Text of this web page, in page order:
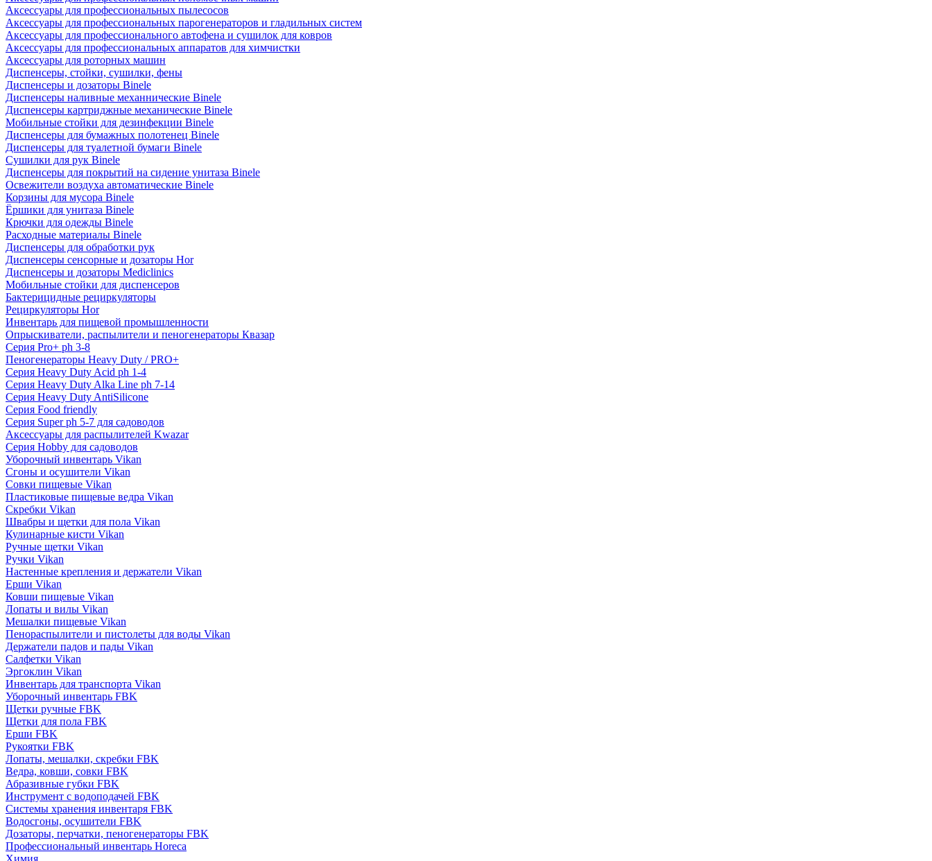
Аксессуары для профессиональных пылесосов
Аксессуары для профессиональных парогенераторов и гладильных систем
Аксессуары для профессионального автофена и сушилок для ковров
Аксессуары для профессиональных аппаратов для химчистки
Аксессуары для роторных машин
Диспенсеры, стойки, сушилки, фены
Диспенсеры и дозаторы Binele
Диспенсеры наливные механнические Binele
Диспенсеры картриджные механические Binele
Мобильные стойки для дезинфекции Binele
Диспенсеры для бумажных полотенец Binele
Диспенсеры для туалетной бумаги Binele
Сушилки для рук Binele
Диспенсеры для покрытий на сидение унитаза Binele
Освежители воздуха автоматические Binele
Корзины для мусора Binele
Ёршики для унитаза Binele
Крючки для одежды Binele
Расходные материалы Binele
Диспенсеры для обработки рук
Диспенсеры сенсорные и дозаторы Hor
Диспенсеры и дозаторы Mediclinics
Мобильные стойки для диспенсеров
Бактерицидные рециркуляторы
Рециркуляторы Hor
Инвентарь для пищевой промышленности
Опрыскиватели, распылители и пеногенераторы Квазар
Серия Pro+ ph 3-8
Пеногенераторы Heavy Duty / PRO+
Серия Heavy Duty Acid ph 1-4
Серия Heavy Duty Alka Line ph 7-14
Серия Heavy Duty AntiSilicone
Серия Food friendly
Серия Super ph 5-7 для садоводов
Аксессуары для распылителей Kwazar
Серия Hobby для садоводов
Уборочный инвентарь Vikan
Сгоны и осушители Vikan
Совки пищевые Vikan
Пластиковые пищевые ведра Vikan
Скребки Vikan
Швабры и щетки для пола Vikan
Кулинарные кисти Vikan
Ручные щетки Vikan
Ручки Vikan
Настенные крепления и держатели Vikan
Ерши Vikan
Ковши пищевые Vikan
Лопаты и вилы Vikan
Мешалки пищевые Vikan
Пенораспылители и пистолеты для воды Vikan
Держатели падов и пады Vikan
Салфетки Vikan
Эргоклин Vikan
Инвентарь для транспорта Vikan
Уборочный инвентарь FBK
Щетки ручные FBK
Щетки для пола FBK
Ерши FBK
Рукоятки FBK
Лопаты, мешалки, скребки FBK
Ведра, ковши, совки FBK
Абразивные губки FBK
Инструмент с водоподачей FBK
Системы хранения инвентаря FBK
Водосгоны, осушители FBK
Дозаторы, перчатки, пеногенераторы FBK
Профессиональный инвентарь Horeca
Химия